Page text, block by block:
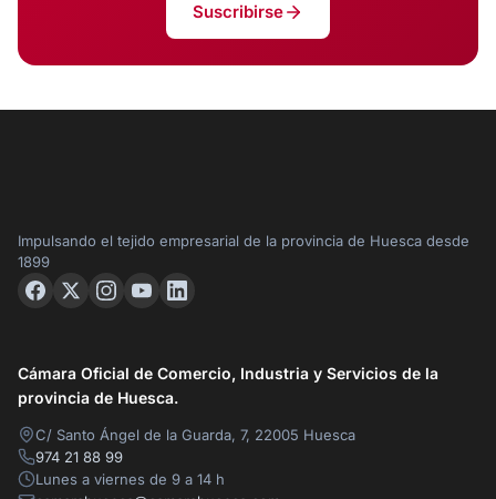
Suscribirse
Impulsando el tejido empresarial de la provincia de Huesca desde
1899
Cámara Oficial de Comercio, Industria y Servicios de la
provincia de Huesca.
C/ Santo Ángel de la Guarda, 7, 22005 Huesca
974 21 88 99
Lunes a viernes de 9 a 14 h